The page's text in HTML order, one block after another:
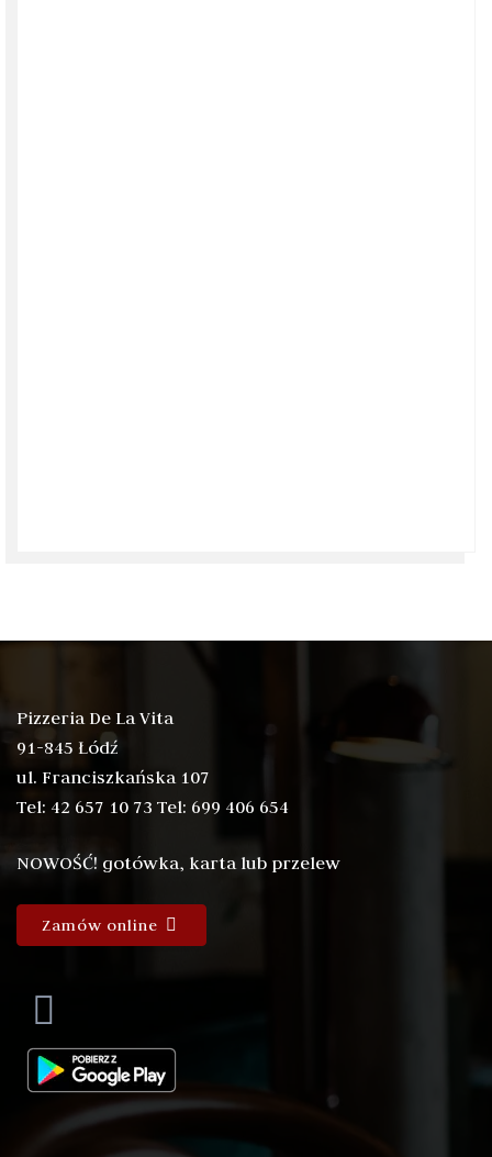
Pizzeria De La Vita
91-845 Łódź
ul. Franciszkańska 107
Tel: 42 657 10 73 Tel: 699 406 654
NOWOŚĆ! gotówka, karta lub przelew
Zamów online